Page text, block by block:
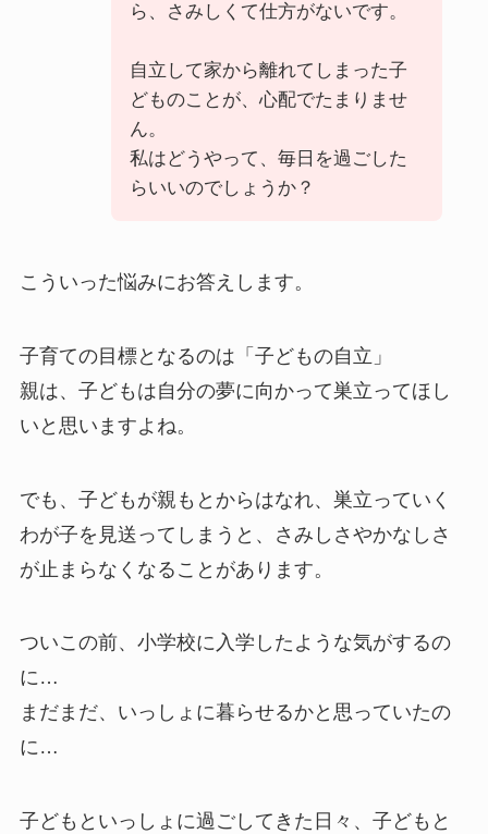
ら、さみしくて仕方がないです。
自立して家から離れてしまった子
どものことが、心配でたまりませ
ん。
私はどうやって、毎日を過ごした
らいいのでしょうか？
こういった悩みにお答えします。
子育ての目標となるのは「子どもの自立」
親は、子どもは自分の夢に向かって巣立ってほし
いと思いますよね。
でも、子どもが親もとからはなれ、巣立っていく
わが子を見送ってしまうと、さみしさやかなしさ
が止まらなくなることがあります。
ついこの前、小学校に入学したような気がするの
に…
まだまだ、いっしょに暮らせるかと思っていたの
に…
子どもといっしょに過ごしてきた日々、子どもと